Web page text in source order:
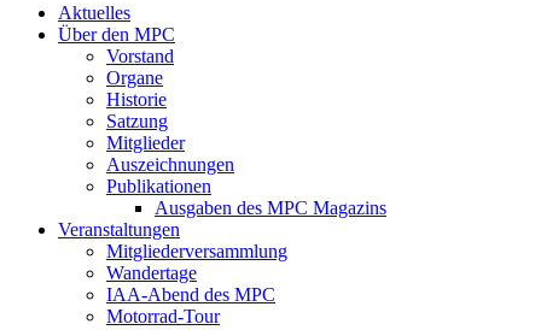
Aktuelles
Über den MPC
Vorstand
Organe
Historie
Satzung
Mitglieder
Auszeichnungen
Publikationen
Ausgaben des MPC Magazins
Veranstaltungen
Mitgliederversammlung
Wandertage
IAA-Abend des MPC
Motorrad-Tour